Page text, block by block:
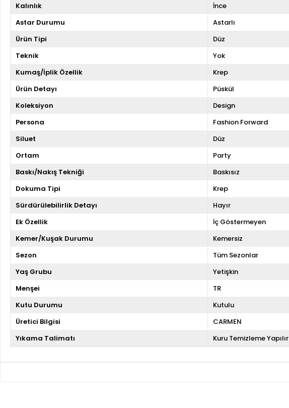
Kalınlık
İnce
Astar Durumu
Astarlı
Ürün Tipi
Düz
Teknik
Yok
Kumaş/İplik Özellik
Krep
Ürün Detayı
Püskül
Koleksiyon
Design
Persona
Fashion Forward
Siluet
Düz
Ortam
Party
Baskı/Nakış Tekniği
Baskısız
Dokuma Tipi
Krep
Sürdürülebilirlik Detayı
Hayır
Ek Özellik
İç Göstermeyen
Kemer/Kuşak Durumu
Kemersiz
Sezon
Tüm Sezonlar
Yaş Grubu
Yetişkin
Menşei
TR
Kutu Durumu
Kutulu
Üretici Bilgisi
CARMEN
Yıkama Talimatı
Kuru Temizleme Yapılır